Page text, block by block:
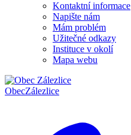
Kontaktní informace
Napište nám
Mám problém
Užitečné odkazy
Instituce v okolí
Mapa webu
ObecZálezlice